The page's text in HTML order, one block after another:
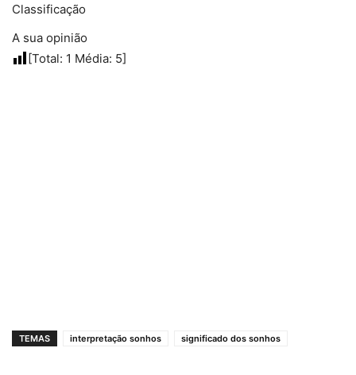
Classificação
A sua opinião
[Total: 1 Média: 5]
TEMAS interpretação sonhos significado dos sonhos